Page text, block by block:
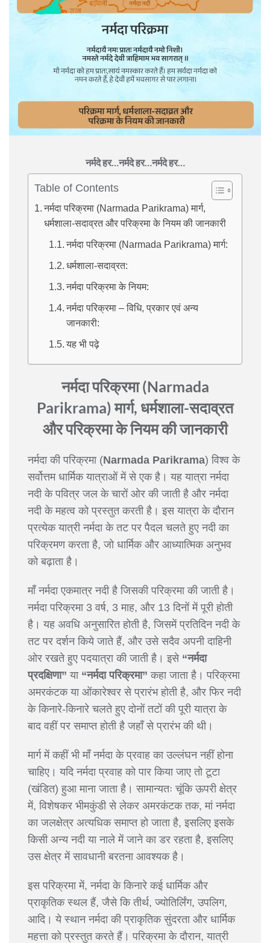
नर्मदे हर…नर्मदे हर…नर्मदे हर…
Table of Contents
नर्मदा परिक्रमा (Narmada Parikrama) मार्ग,
धर्मशाला-सदाव्रत और परिक्रमा के नियम की जानकारी
नर्मदा परिक्रमा (Narmada Parikrama) मार्ग:
धर्मशाला-सदाव्रत:
नर्मदा परिक्रमा के नियम:
नर्मदा परिक्रमा – विधि, प्रकार एवं अन्य
जानकारी:
यह भी पढ़े
नर्मदा परिक्रमा (Narmada
Parikrama) मार्ग, धर्मशाला-सदाव्रत
और परिक्रमा के नियम की जानकारी
नर्मदा की परिक्रमा (Narmada Parikrama) विश्व के
सर्वोत्तम धार्मिक यात्राओं में से एक है। यह यात्रा नर्मदा
नदी के पवित्र जल के चारों ओर की जाती है और नर्मदा
नदी के महत्व को प्रस्तुत करती है। इस यात्रा के दौरान
प्रत्येक यात्री नर्मदा के तट पर पैदल चलते हुए नदी का
परिक्रमण करता है, जो धार्मिक और आध्यात्मिक अनुभव
को बढ़ाता है।
माँ नर्मदा एकमात्र नदी है जिसकी परिक्रमा की जाती है।
नर्मदा परिक्रमा 3 वर्ष, 3 माह, और 13 दिनों में पूरी होती
है। यह अवधि अनुसारित होती है, जिसमें प्रतिदिन नदी के
तट पर दर्शन किये जाते हैं, और उसे सदैव अपनी दाहिनी
ओर रखते हुए पदयात्रा की जाती है। इसे “नर्मदा
प्रदक्षिणा” या “नर्मदा परिक्रमा” कहा जाता है। परिक्रमा
अमरकंटक या ओंकारेश्वर से प्रारंभ होती है, और फिर नदी
के किनारे-किनारे चलते हुए दोनों तटों की पूरी यात्रा के
बाद वहीं पर समाप्त होती है जहाँ से प्रारंभ की थी।
मार्ग में कहीं भी माँ नर्मदा के प्रवाह का उल्लंघन नहीं होना
चाहिए। यदि नर्मदा प्रवाह को पार किया जाए तो टूटा
(खंडित) हुआ माना जाता है। सामान्यतः चूंकि ऊपरी क्षेत्र
में, विशेषकर भीमकुंडी से लेकर अमरकंटक तक, मां नर्मदा
का जलक्षेत्र अत्यधिक समाप्त हो जाता है, इसलिए इसके
किसी अन्य नदी या नाले में जाने का डर रहता है, इसलिए
उस क्षेत्र में सावधानी बरतना आवश्यक है।
इस परिक्रमा में, नर्मदा के किनारे कई धार्मिक और
प्राकृतिक स्थल हैं, जैसे कि तीर्थ, ज्योतिर्लिंग, उपलिग,
आदि। ये स्थान नर्मदा की प्राकृतिक सुंदरता और धार्मिक
महत्ता को प्रस्तुत करते हैं। परिक्रमा के दौरान, यात्री